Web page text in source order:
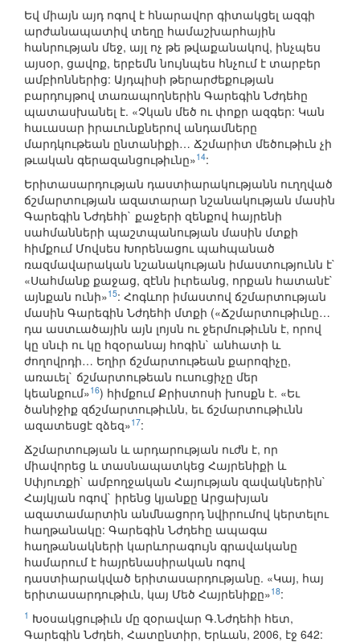
Եվ միայն այդ ոգով է հնարավոր գիտակցել ազգի
արժանապատիվ տեղը համաշխարհային
հանրության մեջ, այլ ոչ թե թվաքանակով, ինչպես
այսօր, ցավոք, երբեմն նույնպես հնչում է տարբեր
ամբիոններից: Այդպիսի թերարժեքության
բարդույթով տառապողներին Գարեգին Նժդեհը
պատասխանել է. «Չկան մեծ ու փոքր ազգեր: Կան
հաւասար իրաւունքներով անդամները
մարդկութեան ընտանիքի… Ճշմարիտ մեծութիւն չի
թւական գերազանցութիւնը»14:
Երիտասարդության դաստիարակությանն ուղղված
ճշմարտության ազատարար նշանակության մասին
Գարեգին Նժդեհի` քաջերի զենքով հայրենի
սահմանների պաշտպանության մասին մտքի
հիմքում Մովսես Խորենացու պահպանած
ռազմավարական նշանակության իմաստությունն է`
«Սահմանք քաջաց, զէնն իւրեանց, որքան հատանէ`
այնքան ունի»15: Հոգևոր իմաստով ճշմարտության
մասին Գարեգին Նժդեհի մտքի («Ճշմարտութիւնը…
դա աստւածային այն լոյսն ու ջերմութիւնն է, որով
կը սնւի ու կը հզօրանայ հոգին` անհատի և
ժողովրդի… Եղիր ճշմարտութեան քարոզիչը,
առաւել` ճշմարտութեան ուսուցիչը մեր
կեանքում»16) հիմքում Քրիստոսի խոսքն է. «Եւ
ծանիջիք զճշմարտութիւնն, եւ ճշմարտութիւնն
ազատեսցէ զձեզ»17:
Ճշմարտության և արդարության ուժն է, որ
միավորեց և տասնապատկեց Հայրենիքի և
Սփյուռքի` ամբողջական Հայության զավակներին`
Հայկյան ոգով` իրենց կյանքը Արցախյան
ազատամարտին անմնացորդ նվիրումով կերտելու
հաղթանակը: Գարեգին Նժդեհը ապագա
հաղթանակների կարևորագույն գրավականը
համարում է հայրենասիրական ոգով
դաստիարակված երիտասարդությանը. «Կայ, հայ
երիտասարդութիւն, կայ Մեծ Հայրենիքը»18:
1 Խօսակցութիւն մը զօրավար Գ.Նժդեհի հետ,
Գարեգին Նժդեհ, Հատընտիր, Երևան, 2006, էջ 642: